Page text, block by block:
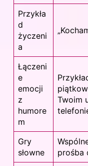
Przykła
d
życzeni
a
Łączeni
e
emocji
z
humore
m
Twoim
Gry
słowne
prośba